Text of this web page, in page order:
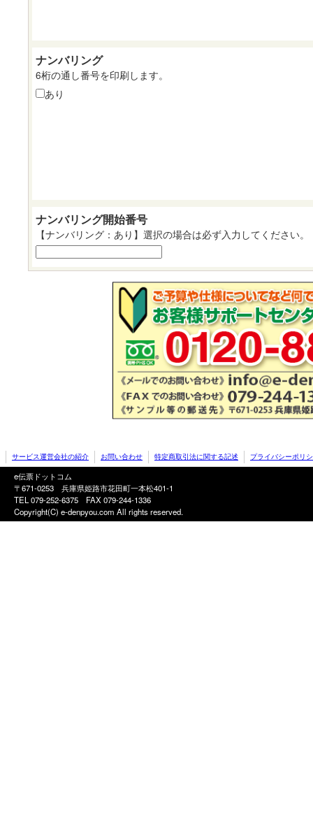
ナンバリング
6桁の通し番号を印刷します。
あり
ナンバリング開始番号
【ナンバリング：あり】選択の場合は必ず入力してください。
サービス運営会社の紹介 お問い合わせ 特定商取引法に関する記述 プライバシーポリ
e伝票ドットコム
〒671-0253 兵庫県姫路市花田町一本松401-1
TEL 079-252-6375 FAX 079-244-1336
Copyright(C) e-denpyou.com All rights reserved.